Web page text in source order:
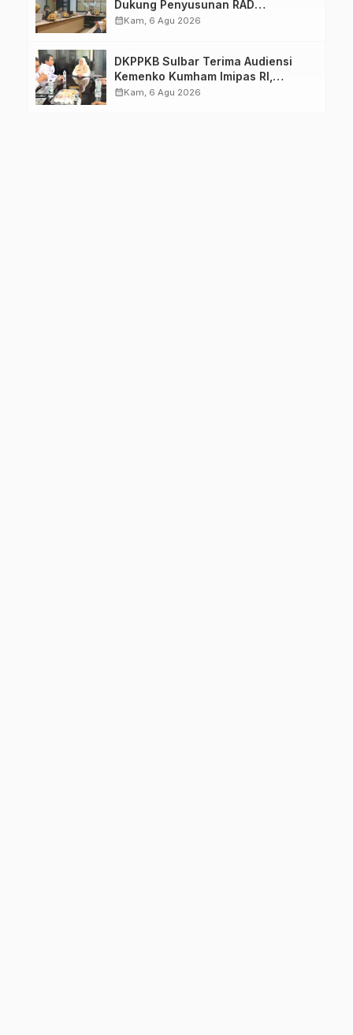
Dukung Penyusunan RAD
TPB/SDGs Sulawesi Barat
calendar_monthKam, 6 Agu 2026
DKPPKB Sulbar Terima Audiensi
Kemenko Kumham Imipas RI,
Perkuat Pelayanan Kesehatan bagi
calendar_monthKam, 6 Agu 2026